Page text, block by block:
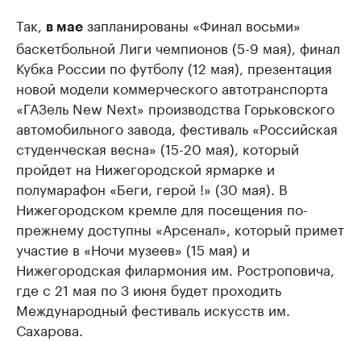
Так, в мае запланированы «Финал восьми»
баскетбольной Лиги чемпионов (5-9 мая), финал
Кубка России по футболу (12 мая), презентация
новой модели коммерческого автотранспорта
«ГАЗель New Next» производства Горьковского
автомобильного завода, фестиваль «Российская
студенческая весна» (15-20 мая), который
пройдет на Нижегородской ярмарке и
полумарафон «Беги, герой !» (30 мая). В
Нижегородском кремле для посещения по-
прежнему доступны «Арсенал», который примет
участие в «Ночи музеев» (15 мая) и
Нижегородская филармония им. Ростроповича,
где с 21 мая по 3 июня будет проходить
Международный фестиваль искусств им.
Сахарова.